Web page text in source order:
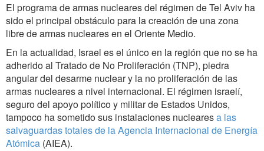
El programa de armas nucleares del régimen de Tel Aviv ha
sido el principal obstáculo para la creación de una zona
libre de armas nucleares en el Oriente Medio.
En la actualidad, Israel es el único en la región que no se ha
adherido al Tratado de No Proliferación (TNP), piedra
angular del desarme nuclear y la no proliferación de las
armas nucleares a nivel internacional. El régimen israelí,
seguro del apoyo político y militar de Estados Unidos,
tampoco ha sometido sus instalaciones nuclearesa las
salvaguardas totales de la Agencia Internacional de Energía
Atómica (AIEA).